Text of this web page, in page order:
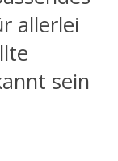
allerlei
sein